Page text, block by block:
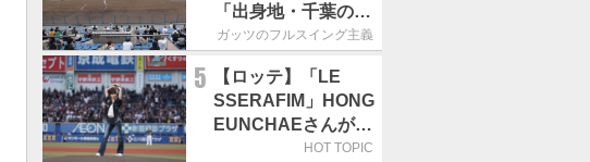
「出身地・千葉の話
の続き。昔から野球
す」
ガッツのフルスイング主義
5
【ロッテ】「LE
SSERAFIM」HONG
EUNCHAEさんが始
球式「この場に立て
HOT TOPIC